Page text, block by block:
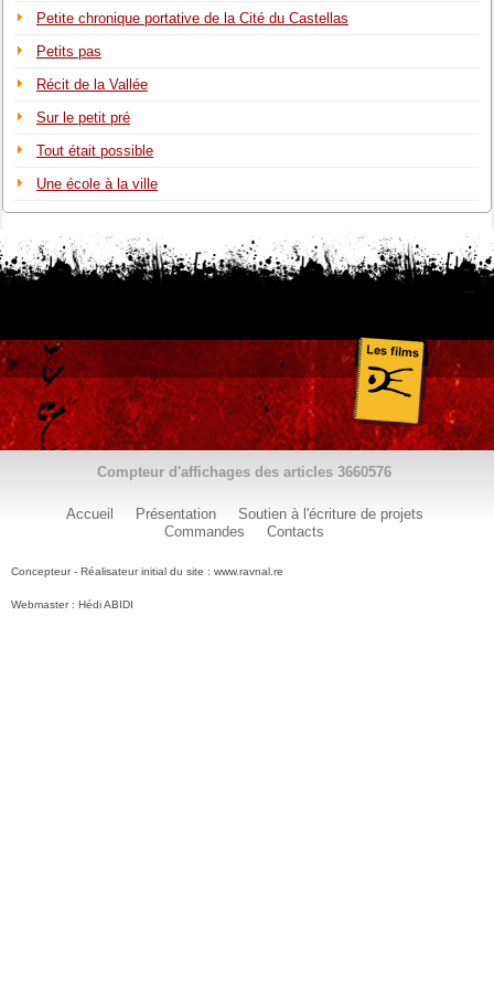
Petite chronique portative de la Cité du Castellas
Petits pas
Récit de la Vallée
Sur le petit pré
Tout était possible
Une école à la ville
Compteur d'affichages des articles 3660576
Accueil Présentation
Soutien à l'écriture de projets
Commandes
Contacts
Concepteur - Réalisateur initial du site : www.ravnal.re
Webmaster : Hédi ABIDI